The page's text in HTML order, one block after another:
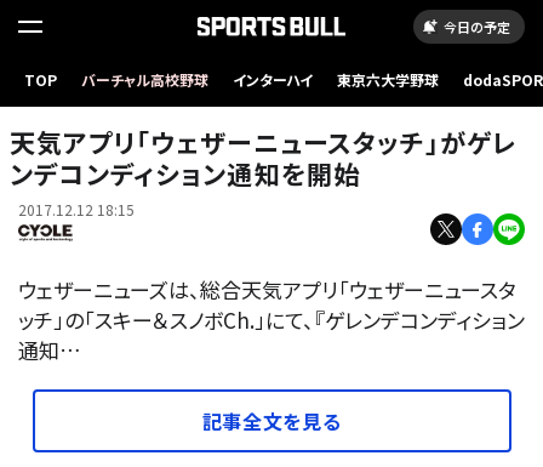
今日の予定
TOP バーチャル高校野球 インターハイ 東京六大学野球
天気アプリ「ウェザーニュースタッチ」がゲレンデコンディション通知を開始
天気アプリ「ウェザーニュースタッチ」がゲレ
ンデコンディション通知を開始
2017.12.12 18:15
ウェザーニューズは、総合天気アプリ「ウェザーニュースタ
ッチ」の「スキー＆スノボCh.」にて、『ゲレンデコンディション
通知…
記事全文を見る